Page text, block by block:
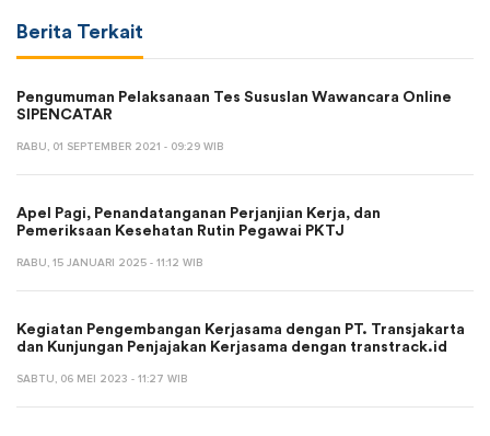
Berita Terkait
Pengumuman Pelaksanaan Tes Sususlan Wawancara Online
SIPENCATAR
RABU, 01 SEPTEMBER 2021 - 09:29 WIB
Apel Pagi, Penandatanganan Perjanjian Kerja, dan
Pemeriksaan Kesehatan Rutin Pegawai PKTJ
RABU, 15 JANUARI 2025 - 11:12 WIB
Kegiatan Pengembangan Kerjasama dengan PT. Transjakarta
dan Kunjungan Penjajakan Kerjasama dengan transtrack.id
SABTU, 06 MEI 2023 - 11:27 WIB